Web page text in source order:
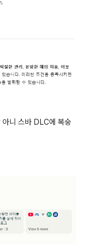
아니 스바 DLC에 복숭